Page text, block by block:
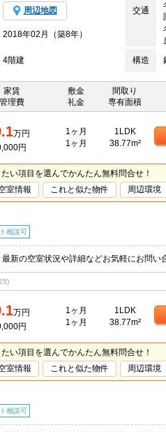
周辺地図 交通
2018年02月（築8年）
4階建 構造
家賃
管理費
敷金
礼金
間取り
専有面積
万円
円
1ヶ月
1ヶ月
1LDK
38.77m²
い項目を選んでかんたん無料問合せ！
室情報 これと似た物件 周辺環境
相談可
新の空室状況や詳細などお気軽にお問い
万円
円
1ヶ月
1ヶ月
1LDK
38.77m²
い項目を選んでかんたん無料問合せ！
室情報 これと似た物件 周辺環境
相談可